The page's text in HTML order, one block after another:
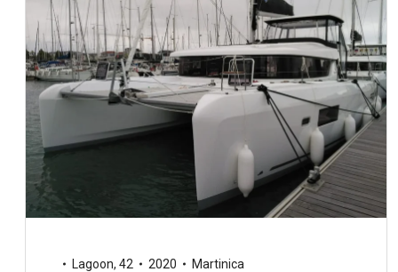
Lagoon, 42 2020 Martinica